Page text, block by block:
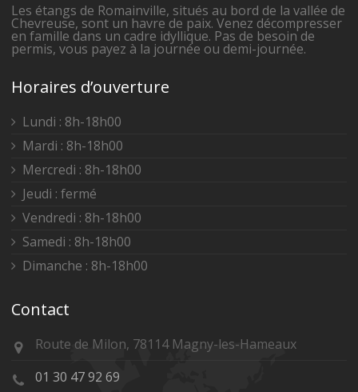
Les étangs de Romainville, situés au bord de la vallée de
Chevreuse, sont un havre de paix. Venez décompresser
en famille dans un cadre idyllique. Pas de besoin de
permis, vous payez à la journée ou demi-journée.
Horaires d’ouverture
Lundi : 8h-18h00
Mardi : 8h-18h00
Mercredi : 8h-18h00
Jeudi : fermé
Vendredi : 8h-18h00
Samedi : 8h-18h00
Dimanche : 8h-18h00
Contact
Route de Milon, 78114 Magny-les-Hameaux
01 30 47 92 69